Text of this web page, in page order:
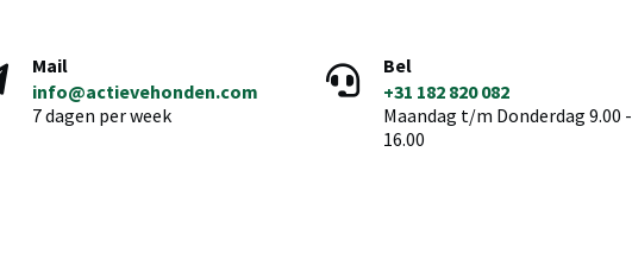
Mail
info@actievehonden.com
7 dagen per week
Bel
+31 182 820 082
Maandag t/m Donderdag 9.00 -
16.00